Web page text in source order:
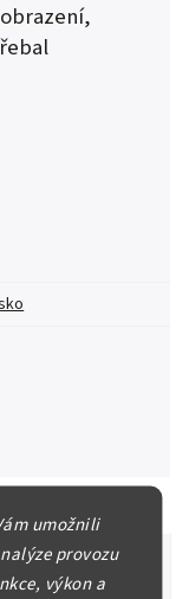
umožnili
provozu
výkon a